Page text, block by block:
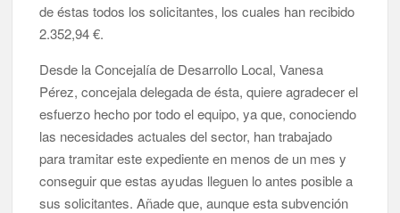
Borja Perdomo acusa al Gobierno del Cabildo de falta de
Jacob Qadri reclama prioridad para los pacientes de las islas
de éstas todos los solicitantes, los cuales han recibido
2.352,94 €.
Desde la Concejalía de Desarrollo Local, Vanesa
Pérez, concejala delegada de ésta, quiere agradecer el
esfuerzo hecho por todo el equipo, ya que, conociendo
las necesidades actuales del sector, han trabajado
para tramitar este expediente en menos de un mes y
conseguir que estas ayudas lleguen lo antes posible a
sus solicitantes. Añade que, aunque esta subvención